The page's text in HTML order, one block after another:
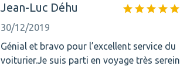
Jean-Luc Déhu
30/12/2019
Génial et bravo pour l’excellent service du
voiturier.Je suis parti en voyage très serein